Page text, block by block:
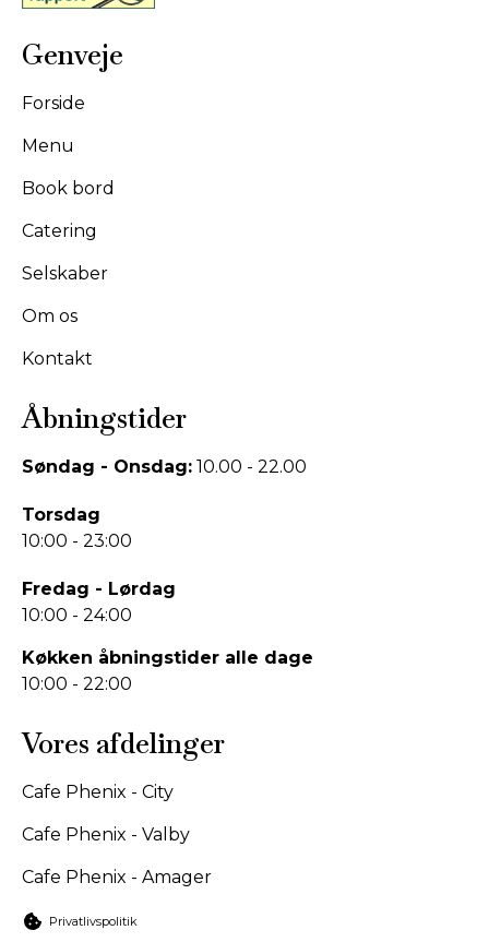
Genveje
Forside
Menu
Book bord
Catering
Selskaber
Om os
Kontakt
Åbningstider
Søndag - Onsdag: 10.00 - 22.00
Torsdag
10:00 - 23:00
Fredag - Lørdag
10:00 - 24:00
Køkken åbningstider alle dage
10:00 - 22:00
Vores afdelinger
Cafe Phenix - City
Cafe Phenix - Valby
Cafe Phenix - Amager
Privatlivspolitik